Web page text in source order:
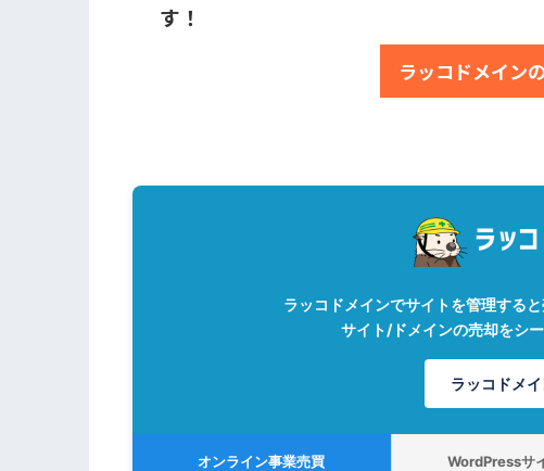
す！
ラッコドメイン
ラッコドメインでサイトを管理する
サイト/ドメインの売却をシ
ラッコドメ
オンライン事業売買 WordPressサ